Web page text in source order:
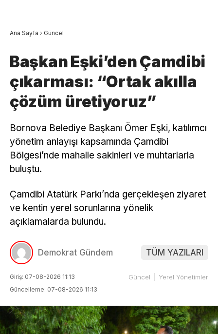
Ana Sayfa › Güncel
Başkan Eşki’den Çamdibi
çıkarması: “Ortak akılla
çözüm üretiyoruz”
Bornova Belediye Başkanı Ömer Eşki, katılımcı
yönetim anlayışı kapsamında Çamdibi
Bölgesi’nde mahalle sakinleri ve muhtarlarla
buluştu.
Çamdibi Atatürk Parkı’nda gerçekleşen ziyaret
ve kentin yerel sorunlarına yönelik
açıklamalarda bulundu.
Demokrat Gündem TÜM YAZILARI
Giriş: 07-08-2026 11:13
Güncelleme: 07-08-2026 11:13
Güncel Yerel Yönetimler